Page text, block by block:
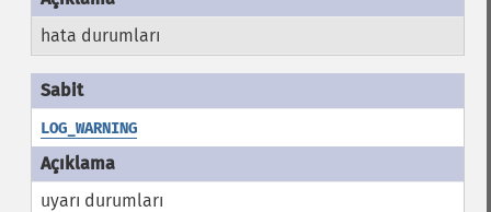
hata durumları
LOG_WARNING
uyarı durumları